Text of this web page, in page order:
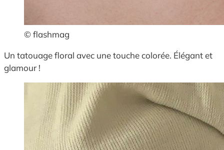
© flashmag
Un tatouage floral avec une touche colorée. Élégant et
glamour !